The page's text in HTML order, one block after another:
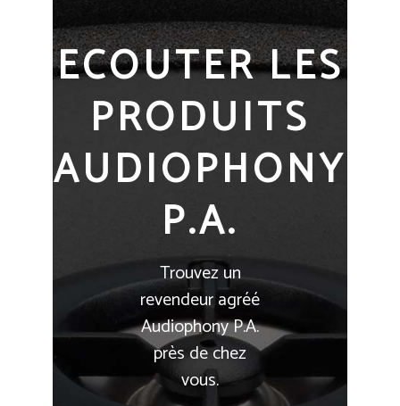
ECOUTER LES
PRODUITS
AUDIOPHONY
P.A.
Trouvez un
revendeur agréé
Audiophony P.A.
près de chez
vous.